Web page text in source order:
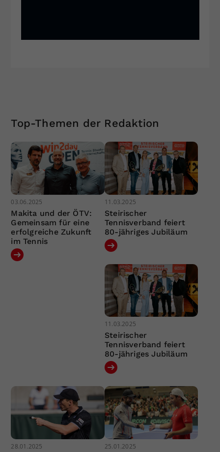
Top-Themen der Redaktion
03.06.2025
Makita und der ÖTV:
Gemeinsam für eine
erfolgreiche Zukunft
im Tennis
11.03.2025
Steirischer
Tennisverband feiert
80-jähriges Jubiläum
11.03.2025
Steirischer
Tennisverband feiert
80-jähriges Jubiläum
28.01.2025 25.01.2025